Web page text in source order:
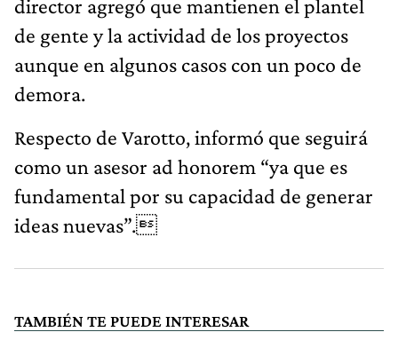
director agregó que mantienen el plantel
de gente y la actividad de los proyectos
aunque en algunos casos con un poco de
demora.
Respecto de Varotto, informó que seguirá
como un asesor ad honorem “ya que es
fundamental por su capacidad de generar
ideas nuevas”.
TAMBIÉN TE PUEDE INTERESAR